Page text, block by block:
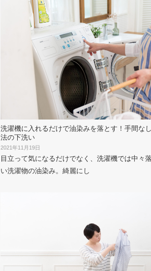
洗濯機に入れるだけで油染みを落とす！手間な
法の下洗い
2021年11月19日
目立って気になるだけでなく、洗濯機では中々
い洗濯物の油染み。綺麗にし